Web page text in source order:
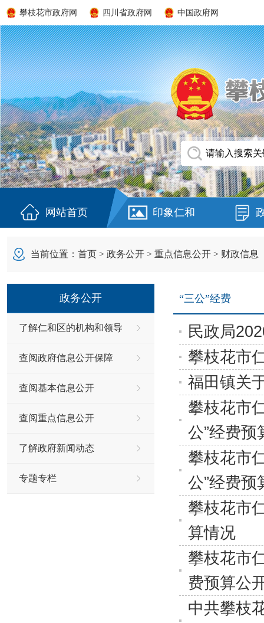
攀枝花市政府网 四川省政府网 中国政府网
网站首页 印象仁和
当前位置： 首页 > 政务公开 > 重点信息公开 > 财政信息
政务公开
了解仁和区的机构和领导
查阅政府信息公开保障
查阅基本信息公开
查阅重点信息公开
了解政府新闻动态
专题专栏
“三公”经费
民政局
攀枝花市
福田镇关
攀枝花市
公”经费预
攀枝花市
公”经费预
攀枝花市
算情况
攀枝花市
费预算公
中共攀枝